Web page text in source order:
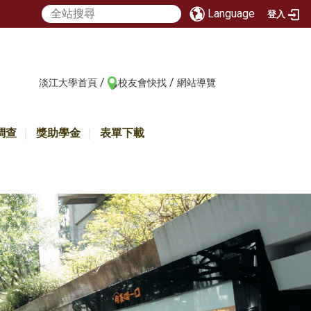
Language 登入
淡江大學首頁 / 校友會快找 / 網站導覽
查 獎助學金 表單下載